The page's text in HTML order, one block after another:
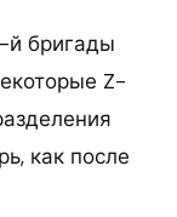
й бригады
Z-
как после